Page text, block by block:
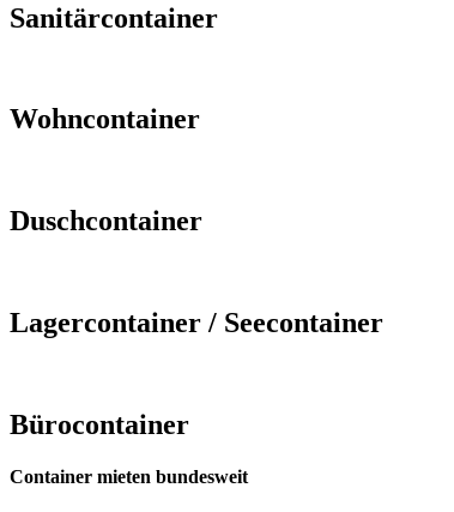
Sanitärcontainer
Wohncontainer
Duschcontainer
Lagercontainer / Seecontainer
Bürocontainer
Container mieten bundesweit